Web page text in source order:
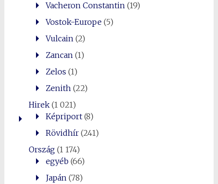
Vacheron Constantin(19)
Vostok-Europe(5)
Vulcain(2)
Zancan(1)
Zelos (1)
Zenith(22)
Hirek(1 021)
Képriport(8)
Rövidhír(241)
Ország(1 174)
egyéb(66)
Japán(78)